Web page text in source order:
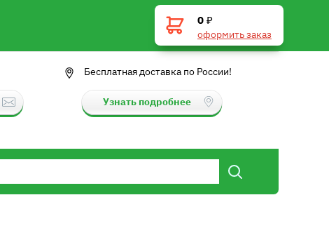
0₽
оформить заказ
Бесплатная доставка по России!
Узнать подробнее